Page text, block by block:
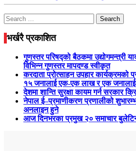
Search
for:
भर्खरै प्रकाशित
गुणस्तर परिषद्को बैठकमा उद्योगमन्त्री
विभिन्न गुणस्तर मापदण्ड स्वीकृत
करदाता प्रोत्साहन उपहार कार्यक्रमको
१५ जनालाई एक-एक लाख र एक
देशमा शान्ति सुरक्षा कायम गर्न सरकार
नेपाल ई–प्रमाणीकरण प्रणालीको
अनलाइन हुने
आज दिनभरका प्रमुख २० समाचार